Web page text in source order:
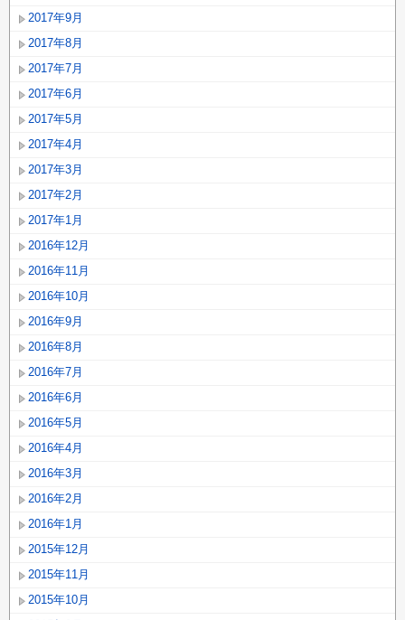
2017年9月
2017年8月
2017年7月
2017年6月
2017年5月
2017年4月
2017年3月
2017年2月
2017年1月
2016年12月
2016年11月
2016年10月
2016年9月
2016年8月
2016年7月
2016年6月
2016年5月
2016年4月
2016年3月
2016年2月
2016年1月
2015年12月
2015年11月
2015年10月